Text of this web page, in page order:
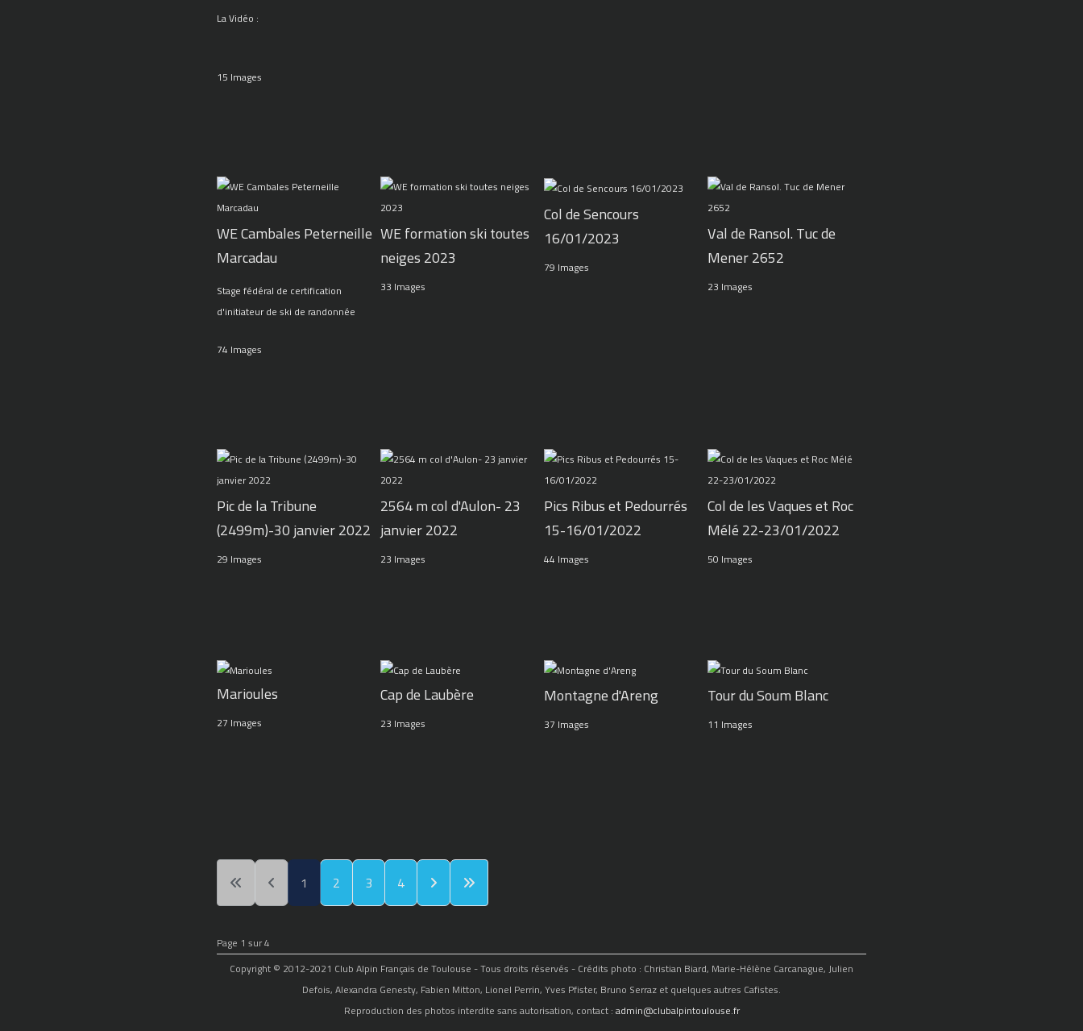
La Vidéo :
15 Images
WE Cambales Peterneille
Marcadau
Stage fédéral de certification
d'initiateur de ski de randonnée
74 Images
WE formation ski toutes
neiges 2023
33 Images
Col de Sencours
16/01/2023
79 Images
Val de Ransol. Tuc de
Mener 2652
23 Images
Pic de la Tribune
(2499m)-30 janvier 2022
29 Images
2564 m col d'Aulon- 23
janvier 2022
23 Images
Pics Ribus et Pedourrés
15-16/01/2022
44 Images
Col de les Vaques et Roc
Mélé 22-23/01/2022
50 Images
Marioules
27 Images
Cap de Laubère
23 Images
Montagne d'Areng
37 Images
Tour du Soum Blanc
11 Images
1 2 3 4
Page 1 sur 4
Copyright © 2012-2021 Club Alpin Français de Toulouse - Tous droits réservés - Crédits photo : Christian Biard, Marie-Hélène Carcanague, Julien
Defois, Alexandra Genesty, Fabien Mitton, Lionel Perrin, Yves Pfister, Bruno Serraz et quelques autres Cafistes.
Reproduction des photos interdite sans autorisation, contact :admin@clubalpintoulouse.fr